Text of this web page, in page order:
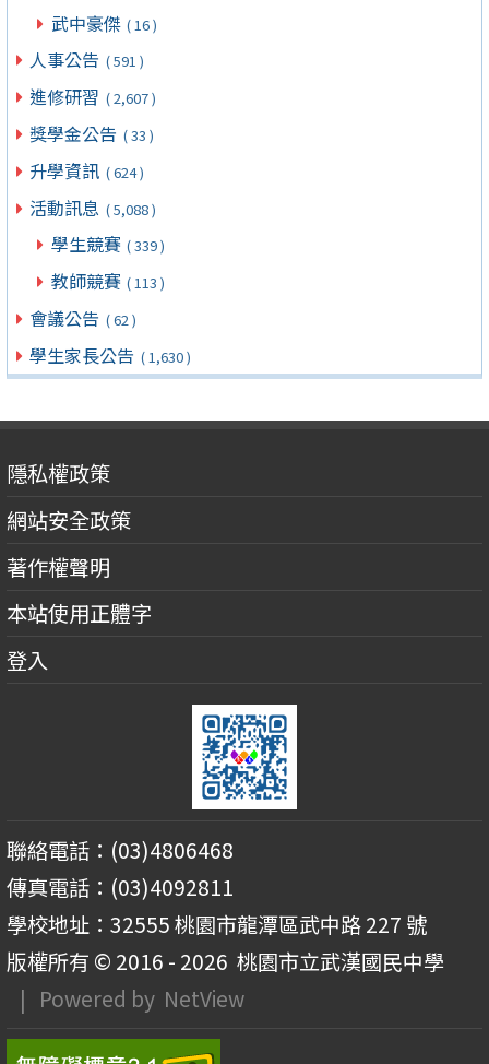
武中豪傑 ( 16 )
人事公告 ( 591 )
進修研習 ( 2,607 )
獎學金公告 ( 33 )
升學資訊 ( 624 )
活動訊息 ( 5,088 )
學生競賽 ( 339 )
教師競賽 ( 113 )
會議公告 ( 62 )
學生家長公告 ( 1,630 )
隱私權政策
網站安全政策
著作權聲明
本站使用正體字
登入
聯絡電話：(03)4806468
傳真電話：(03)4092811
學校地址：32555 桃園市龍潭區武中路 227 號
版權所有 © 2016 - 2026 桃園市立武漢國民中學
| Powered by NetView